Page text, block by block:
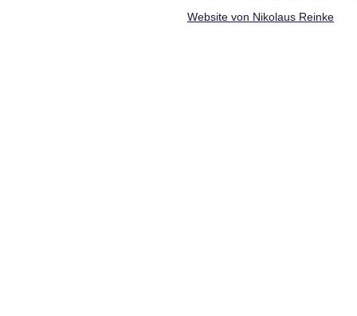
Website von Nikolaus Reinke